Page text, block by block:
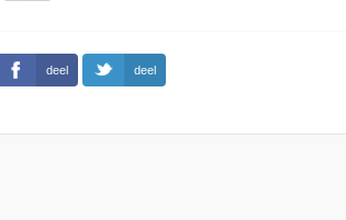
deel deel